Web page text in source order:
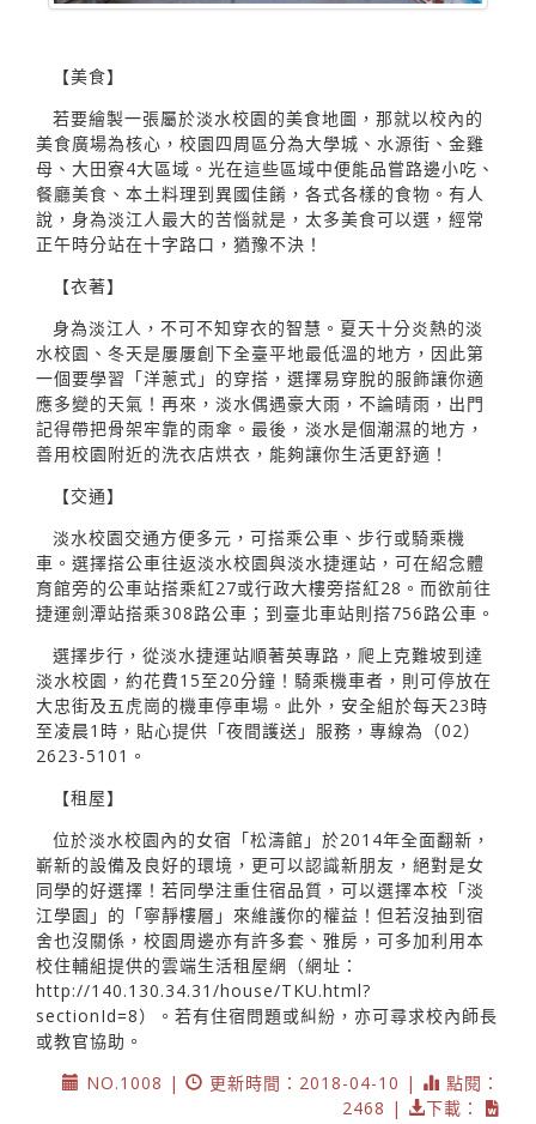
【美食】
若要繪製一張屬於淡水校園的美食地圖，那就以校內的
美食廣場為核心，校園四周區分為大學城、水源街、金雞
母、大田寮4大區域。光在這些區域中便能品嘗路邊小吃、
餐廳美食、本土料理到異國佳餚，各式各樣的食物。有人
說，身為淡江人最大的苦惱就是，太多美食可以選，經常
正午時分站在十字路口，猶豫不決！
【衣著】
身為淡江人，不可不知穿衣的智慧。夏天十分炎熱的淡
水校園、冬天是屢屢創下全臺平地最低溫的地方，因此第
一個要學習「洋蔥式」的穿搭，選擇易穿脫的服飾讓你適
應多變的天氣！再來，淡水偶遇豪大雨，不論晴雨，出門
記得帶把骨架牢靠的雨傘。最後，淡水是個潮濕的地方，
善用校園附近的洗衣店烘衣，能夠讓你生活更舒適！
【交通】
淡水校園交通方便多元，可搭乘公車、步行或騎乘機
車。選擇搭公車往返淡水校園與淡水捷運站，可在紹念體
育館旁的公車站搭乘紅27或行政大樓旁搭紅28。而欲前往
捷運劍潭站搭乘308路公車；到臺北車站則搭756路公車。
選擇步行，從淡水捷運站順著英專路，爬上克難坡到達
淡水校園，約花費15至20分鐘！騎乘機車者，則可停放在
大忠街及五虎崗的機車停車場。此外，安全組於每天23時
至凌晨1時，貼心提供「夜間護送」服務，專線為（02）
2623-5101。
【租屋】
位於淡水校園內的女宿「松濤館」於2014年全面翻新，
嶄新的設備及良好的環境，更可以認識新朋友，絕對是女
同學的好選擇！若同學注重住宿品質，可以選擇本校「淡
江學園」的「寧靜樓層」來維護你的權益！但若沒抽到宿
舍也沒關係，校園周邊亦有許多套、雅房，可多加利用本
校住輔組提供的雲端生活租屋網（網址：
http://140.130.34.31/house/TKU.html?
sectionId=8）。若有住宿問題或糾紛，亦可尋求校內師長
或教官協助。
NO.1008 |
更新時間：2018-04-10 |
點閱：
2468 |
下載：